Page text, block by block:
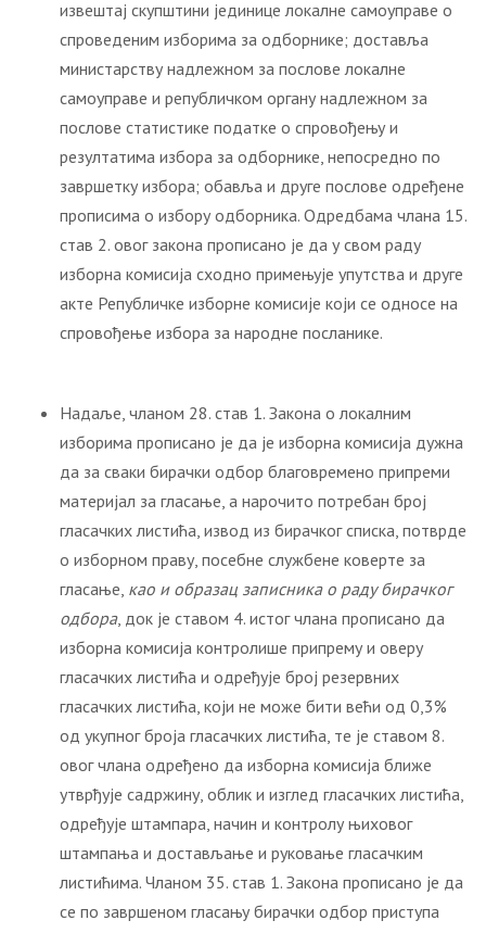
извештај скупштини јединице локалне самоуправе о
спроведеним изборима за одборнике; доставља
министарству надлежном за послове локалне
самоуправе и републичком органу надлежном за
послове статистике податке о спровођењу и
резултатима избора за одборнике, непосредно по
завршетку избора; обавља и друге послове одређене
прописима о избору одборника. Одредбама члана 15.
став 2. овог закона прописано је да у свом раду
изборна комисија сходно примењује упутства и друге
акте Републичке изборне комисије који се односе на
спровођење избора за народне посланике.
Надаље, чланом 28. став 1. Закона о локалним
изборима прописано је да је изборна комисија дужна
да за сваки бирачки одбор благовремено припреми
материјал за гласање, а нарочито потребан број
гласачких листића, извод из бирачког списка, потврде
о изборном праву, посебне службене коверте за
гласање, као и образац записника о раду бирачког
одбора, док је ставом 4. истог члана прописано да
изборна комисија контролише припрему и оверу
гласачких листића и одређује број резервних
гласачких листића, који не може бити већи од 0,3%
од укупног броја гласачких листића, те је ставом 8.
овог члана одређено да изборна комисија ближе
утврђује садржину, облик и изглед гласачких листића,
одређује штампара, начин и контролу њиховог
штампања и достављање и руковање гласачким
листићима. Чланом 35. став 1. Закона прописано је да
се по завршеном гласању бирачки одбор приступа